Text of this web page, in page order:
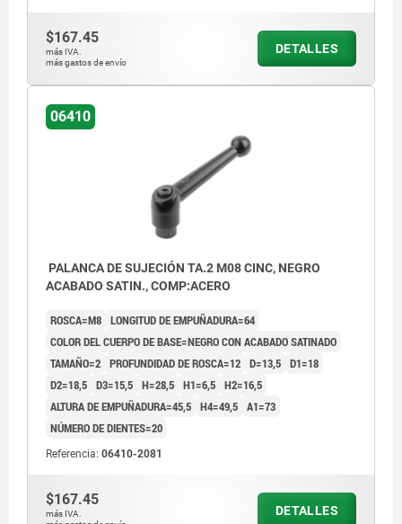
$167.45
más IVA.
más gastos de envío
DETALLES
06410
PALANCA DE SUJECIÓN TA.2 M08 CINC, NEGRO
ACABADO SATIN., COMP:ACERO
ROSCA=M8 LONGITUD DE EMPUÑADURA=64
COLOR DEL CUERPO DE BASE=NEGRO CON ACABADO SATINADO
TAMAÑO=2 PROFUNDIDAD DE ROSCA=12 D=13,5 D1=18
D2=18,5 D3=15,5 H=28,5 H1=6,5 H2=16,5
ALTURA DE EMPUÑADURA=45,5 H4=49,5 A1=73
NÚMERO DE DIENTES=20
Referencia: 06410-2081
$167.45
más IVA.
DETALLES